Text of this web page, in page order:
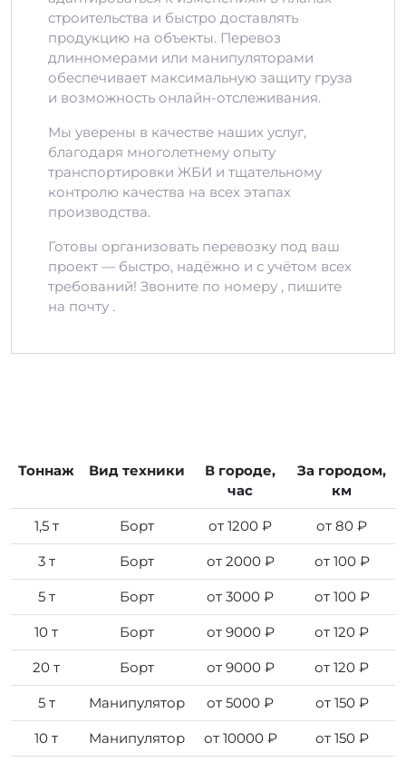
строительства и быстро доставлять
продукцию на объекты. Перевоз
длинномерами или манипуляторами
обеспечивает максимальную защиту груза
и возможность онлайн-отслеживания.
Мы уверены в качестве наших услуг,
благодаря многолетнему опыту
транспортировки ЖБИ и тщательному
контролю качества на всех этапах
производства.
Готовы организовать перевозку под ваш
проект — быстро, надёжно и с учётом всех
требований! Звоните по номеру , пишите
на почту .
Тоннаж Вид техники
В городе,
час
За городом,
км
1,5 т Борт от 1200 ₽ от 80 ₽
3 т Борт от 2000 ₽ от 100 ₽
5 т Борт от 3000 ₽ от 100 ₽
10 т Борт от 9000 ₽ от 120 ₽
20 т Борт от 9000 ₽ от 120 ₽
5 т Манипулятор от 5000 ₽ от 150 ₽
10 т Манипулятор от 10000 ₽ от 150 ₽